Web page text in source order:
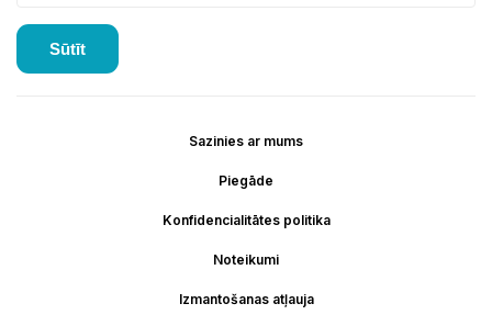
Sūtīt
Sazinies ar mums
Piegāde
Konfidencialitātes politika
Noteikumi
Izmantošanas atļauja